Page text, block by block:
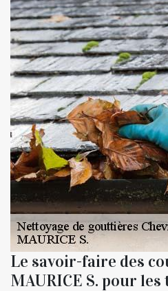
Le savoir-faire des
MAURICE S. pour